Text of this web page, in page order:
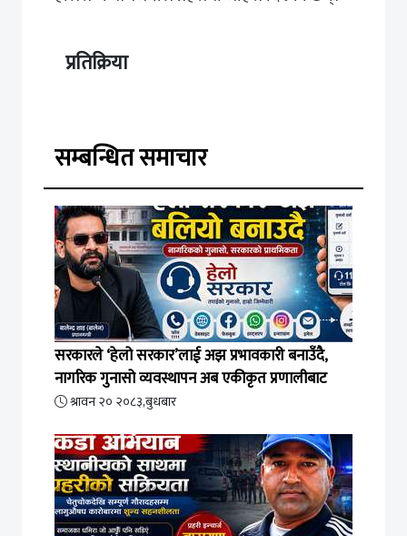
प्रतिक्रिया
सम्बन्धित समाचार
सरकारले ‘हेलो सरकार’लाई अझ प्रभावकारी बनाउँदै,
नागरिक गुनासो व्यवस्थापन अब एकीकृत प्रणालीबाट
श्रावन २० २०८३,बुधबार